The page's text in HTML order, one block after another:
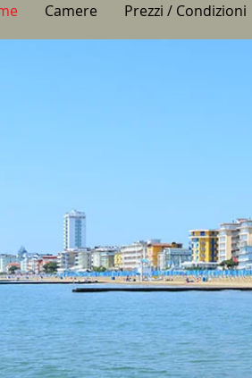
Camere Prezzi / Condizioni